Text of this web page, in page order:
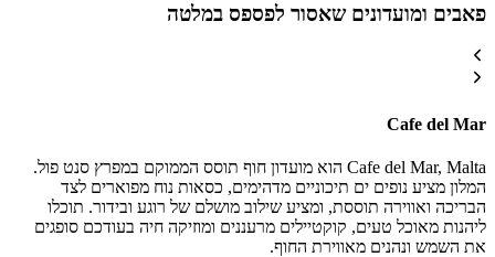
פאבים ומועדונים שאסור לפספס במלטה
Cafe del Mar
Cafe del Mar, Malta הוא מועדון חוף תוסס הממוקם במפרץ סנט פול.
המלון מציע נופים ים תיכוניים מדהימים, כסאות נוח מפוארים לצד
הבריכה ואווירה תוססת, ומציע שילוב מושלם של רוגע ובידור. תוכלו
ליהנות מאוכל טעים, קוקטיילים מרעננים ומוזיקה חיה בעודכם סופגים
את השמש ונהנים מאווירת החוף.